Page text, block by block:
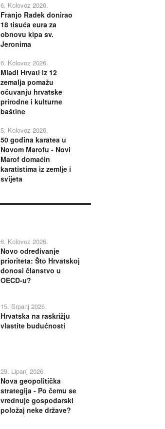
6. Kolovoz 2026.
Franjo Radek donirao
18 tisuća eura za
obnovu kipa sv.
Jeronima
6. Kolovoz 2026.
Mladi Hrvati iz 12
zemalja pomažu
očuvanju hrvatske
prirodne i kulturne
baštine
5. Kolovoz 2026.
50 godina karatea u
Novom Marofu - Novi
Marof domaćin
karatistima iz zemlje i
svijeta
6. Kolovoz 2026.
Novo određivanje
prioriteta: Što Hrvatskoj
donosi članstvo u
OECD-u?
15. Srpanj 2026.
Hrvatska na raskrižju
vlastite budućnosti
29. Lipanj 2026.
Nova geopolitička
strategija - Po čemu se
vrednuje gospodarski
položaj neke države?